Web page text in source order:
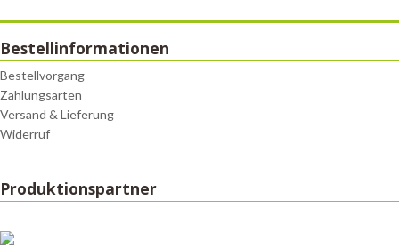
Bestellinformationen
Bestellvorgang
Zahlungsarten
Versand & Lieferung
Widerruf
Produktionspartner